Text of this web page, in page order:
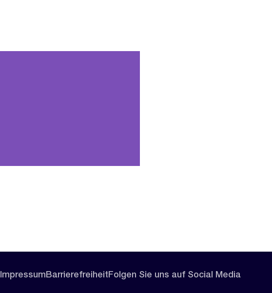
ImpressumBarrierefreiheitFolgen Sie uns auf Social Media